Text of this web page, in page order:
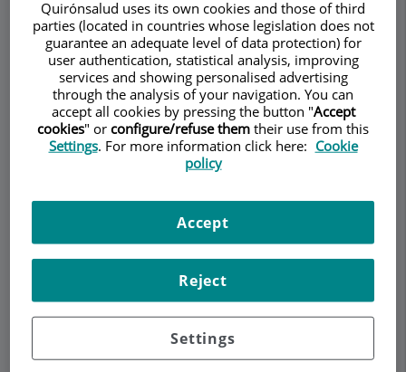
MAXILLOFACIAL SURGERY ODONTOLOGY
DescriptionServicesTeamContact Relevant details
Make an appointment
Apnea del Sueño
El
Quirónsalud uses its own cookies and those of third
parties (located in countries whose legislation does not
guarantee an adequate level of data protection) for
user authentication, statistical analysis, improving
services and showing personalised advertising
through the analysis of your navigation. You can
accept all cookies by pressing the button "Accept
cookies" or configure/refuse them their use from this
Settings. For more information click here: Cookie
policy
Settings
Reject
Accept